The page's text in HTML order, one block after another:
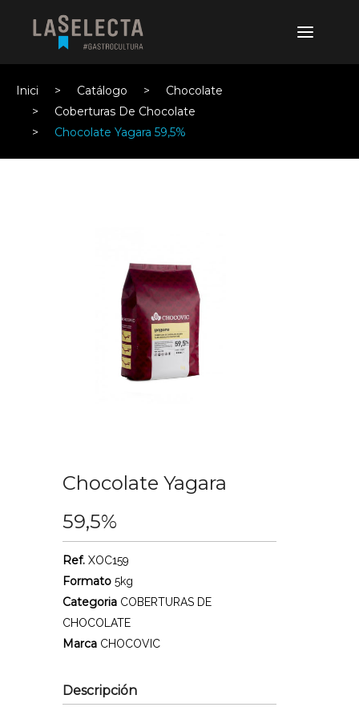
Inici Catálogo
Chocolate
Coberturas De Chocolate
Chocolate Yagara 59,5%
Chocolate Yagara
59,5%
Ref.XOC159
Formato5kg
Categoria COBERTURAS DE
CHOCOLATE
Marca CHOCOVIC
Descripción